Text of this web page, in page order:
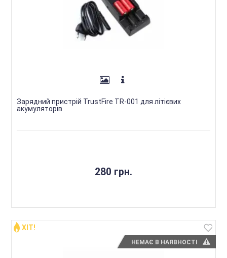
Зарядний пристрій TrustFire TR-001 для літієвих
акумуляторів
280 грн.
НЕМАЄ В НАЯВНОСТІ
ХІТ!